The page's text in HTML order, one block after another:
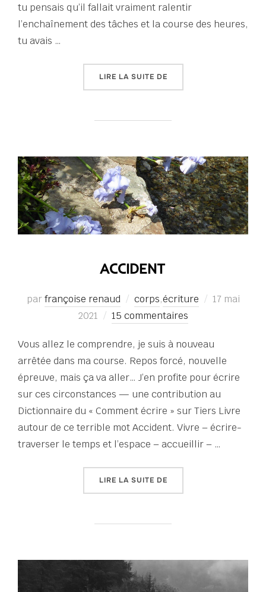
tu pensais qu’il fallait vraiment ralentir
l’enchaînement des tâches et la course des heures,
tu avais …
LIRE LA SUITE DE« NOUVEAU CHAMP DE
ACCIDENT
parfrançoise renaud corps,écriture
Publié
17 mai
2021
15 commentaires
Vous allez le comprendre, je suis à nouveau
arrêtée dans ma course. Repos forcé, nouvelle
épreuve, mais ça va aller… J’en profite pour écrire
sur ces circonstances — une contribution au
Dictionnaire du « Comment écrire » sur Tiers Livre
autour de ce terrible mot Accident. Vivre – écrire-
traverser le temps et l’espace – accueillir – …
LIRE LA SUITE DE« ACCIDENT »